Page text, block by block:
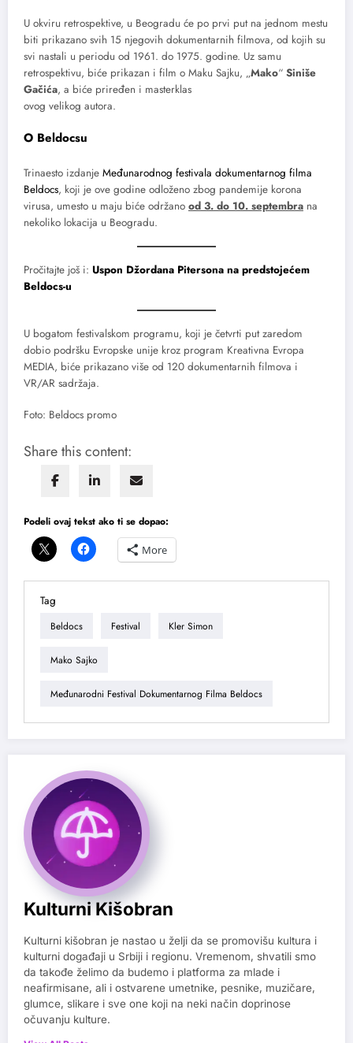
U okviru retrospektive, u Beogradu će po prvi put na jednom mestu
biti prikazano svih 15 njegovih dokumentarnih filmova, od kojih su
svi nastali u periodu od 1961. do 1975. godine. Uz samu
retrospektivu, biće prikazan i film o Maku Sajku, „Mako“ Siniše
Gačića, a biće priređen i masterklas
ovog velikog autora.
O Beldocsu
Trinaesto izdanje Međunarodnog festivala dokumentarnog filma
Beldocs, koji je ove godine odloženo zbog pandemije korona
virusa, umesto u maju biće održano od 3. do 10. septembra na
nekoliko lokacija u Beogradu.
Pročitajte još i: Uspon Džordana Pitersona na predstojećem
Beldocs-u
U bogatom festivalskom programu, koji je četvrti put zaredom
dobio podršku Evropske unije kroz program Kreativna Evropa
MEDIA, biće prikazano više od 120 dokumentarnih filmova i
VR/AR sadržaja.
Foto: Beldocs promo
Share this content:
Podeli ovaj tekst ako ti se dopao:
More
Tag
Beldocs Festival Kler Simon
Mako Sajko
Međunarodni Festival Dokumentarnog Filma Beldocs
Kulturni Kišobran
Kulturni kišobran je nastao u želji da se promovišu kultura i
kulturni događaji u Srbiji i regionu. Vremenom, shvatili smo
da takođe želimo da budemo i platforma za mlade i
neafirmisane, ali i ostvarene umetnike, pesnike, muzičare,
glumce, slikare i sve one koji na neki način doprinose
očuvanju kulture.